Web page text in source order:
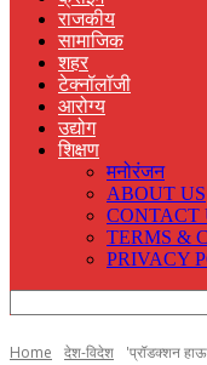
राजकीय
सामाजिक
शहर
टेक्नॉलॉजी
आरोग्य
उद्योग
शिक्षण
मनोरंजन
ABOUT US
CONTACT
TERMS &
PRIVACY
Home देश-विदेश 'प्रॉडक्शन